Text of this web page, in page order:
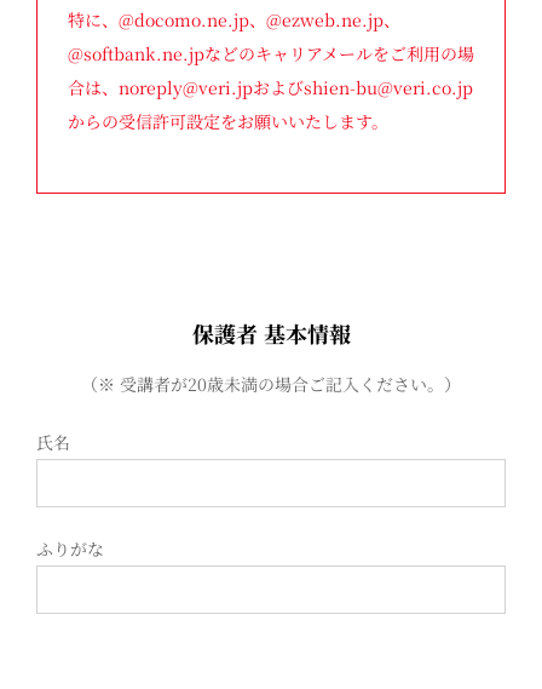
特に、@docomo.ne.jp、@ezweb.ne.jp、
@softbank.ne.jpなどのキャリアメールをご利用の場
合は、noreply@veri.jpおよびshien-bu@veri.co.jp
からの受信許可設定をお願いいたします。
保護者 基本情報
（※ 受講者が20歳未満の場合ご記入ください。）
氏名
ふりがな